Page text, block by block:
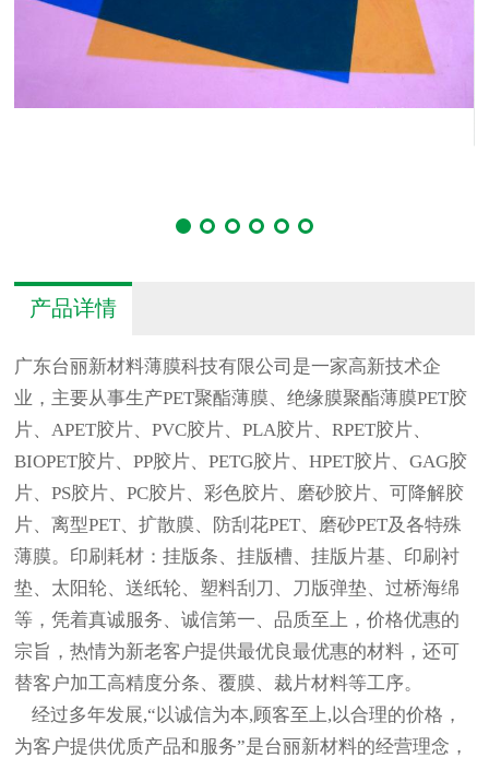
产品详情
广东台丽新材料薄膜科技有限公司 是一家高新技术企
业，主要从事生产PET聚酯薄膜、绝缘膜聚酯薄膜PET胶
片、APET胶片、PVC胶片、PLA胶片、RPET胶片、
BIOPET胶片、PP胶片、PETG胶片、HPET胶片、GAG胶
片、PS胶片、PC胶片、彩色胶片、磨砂胶片、可降解胶
片、离型PET、扩散膜、防刮花PET、磨砂PET及各特殊
薄膜。印刷耗材：挂版条、挂版槽、挂版片基、印刷衬
垫、太阳轮、送纸轮、塑料刮刀、刀版弹垫、过桥海绵
等，凭着真诚服务、诚信第一、品质至上，价格优惠的
宗旨，热情为新老客户提供最优良最优惠的材料，还可
替客户加工高精度分条、覆膜、裁片材料等工序。
经过多年发展,“以诚信为本,顾客至上,以合理的价格，
为客户提供优质产品和服务”是台丽新材料的经营理念，